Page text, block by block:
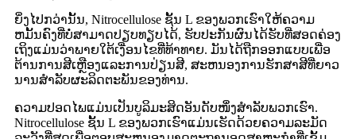
ຍິ່ງໄປກວ່ານັ້ນ, Nitrocellulose ຊັ້ນ L ຂອງພວກເຮົາໃຫ້ຄວາມ
ຫມັ້ນຄົງທີ່ບໍ່ສາມາດປຽບທຽບໄດ້, ຮັບປະກັນຜົນໄດ້ຮັບທີ່ສອດຄ່ອງ
ເຖິງແມ່ນວ່າພາຍໃຕ້ເງື່ອນໄຂທີ່ທ້າທາຍ. ມັນໄດ້ຖືກອອກແບບເພື່ອ
ຕ້ານການສີເຫຼືອງແລະການປ່ຽນສີ, ສະຫນອງການຮັກສາສີທີ່ຍາວ
ນານສໍາລັບຜະລິດຕະພັນຂອງທ່ານ.
ຄວາມປອດໄພແມ່ນເປັນບູລິມະສິດອັນດັບໜຶ່ງສຳລັບພວກເຮົາ.
Nitrocellulose ຊັ້ນ L ຂອງພວກເຮົາແມ່ນເຮັດດ້ວຍຄວາມລະມັດ